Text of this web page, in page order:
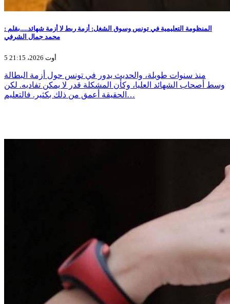
المنظومة التعليمية في تونس وسوق الشغل: أزمة ربط لا أزمة شهائد.....بقلم :
محمد جمال الشرفي
5 أوت 2026، 21:15
منذ سنوات طويلة، والحديث يدور في تونس حول أزمة البطالة
وسط أصحاب الشهائد العليا، وكأن المشكلة قدر لا يمكن تفاديه. لكن
الحقيقة أعمق من ذلك بكثير. فالتعليم…